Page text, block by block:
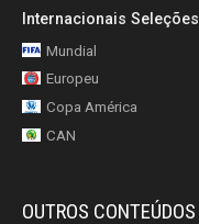
Internacionais Seleções
Mundial
Europeu
Copa América
CAN
OUTROS CONTEÚDOS